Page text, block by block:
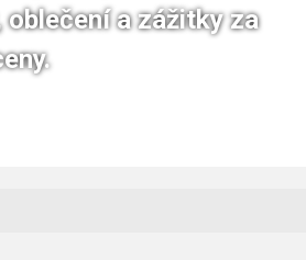
oblečení a zážitky za